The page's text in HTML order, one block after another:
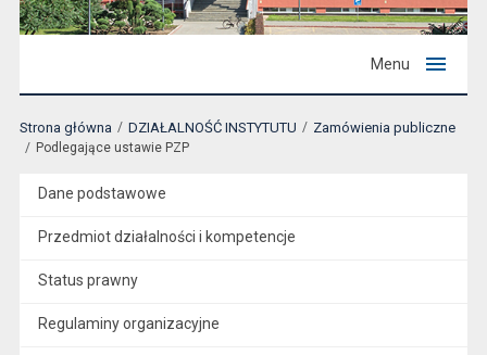
Menu
Strona główna DZIAŁALNOŚĆ INSTYTUTU Zamówienia publiczne
Podlegające ustawie PZP
Dane podstawowe
Przedmiot działalności i kompetencje
Status prawny
Regulaminy organizacyjne